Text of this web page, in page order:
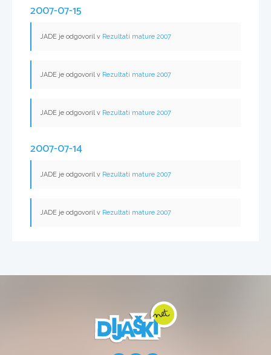
2007-07-15
JADE je odgovoril v Rezultati mature 2007
JADE je odgovoril v Rezultati mature 2007
JADE je odgovoril v Rezultati mature 2007
2007-07-14
JADE je odgovoril v Rezultati mature 2007
JADE je odgovoril v Rezultati mature 2007